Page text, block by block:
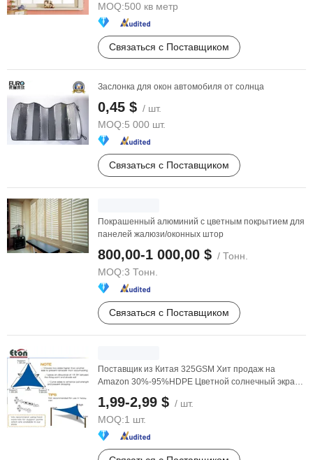
MOQ:500 кв метр
Связаться с Поставщиком
Заслонка для окон автомобиля от солнца
0,45 $ / шт.
MOQ:5 000 шт.
Связаться с Поставщиком
Покрашенный алюминий с цветным покрытием для
панелей жалюзи/оконных штор
800,00-1 000,00 $ / Тонн.
MOQ:3 Тонн.
Связаться с Поставщиком
Поставщик из Китая 325GSM Хит продаж на
Amazon 30%-95%HDPE Цветной солнечный экран
для крыши, двора, ...
1,99-2,99 $ / шт.
MOQ:1 шт.